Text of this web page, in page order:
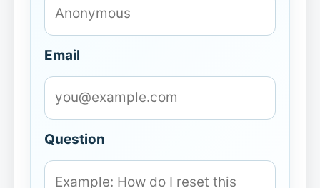
Email
Question